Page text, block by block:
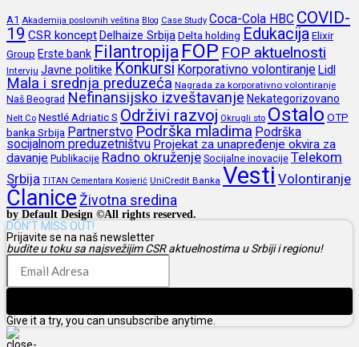
A1 Akademija poslovnih veština Blog Case Study Coca-Cola HBC COVID-
19 CSR koncept Delhaize Srbija Delta holding Edukacija Elixir
Group Erste bank Filantropija FOP FOP aktuelnosti
Intervju Javne politike Konkursi Korporativno volontiranje Lidl
Mala i srednja preduzeća Nagrada za korporativno volontiranje
Naš Beograd Nefinansijsko izveštavanje Nekategorizovano
Nelt Co Nestlé Adriatic S Održivi razvoj Okrugli sto Ostalo OTP
banka Srbija Partnerstvo Podrška mladima Podrška
socijalnom preduzetništvu Projekat za unapređenje okvira za
davanje Publikacije Radno okruženje Socijalne inovacije Telekom
Srbija TITAN Cementara Kosjerić UniCredit Banka Vesti Volontiranje
Članice Životna sredina
by Default Design ©All rights reserved.
DON’T MISS OUT!
Prijavite se na naš newsletter
budite u toku sa najsvežijim CSR aktuelnostima u Srbiji i regionu!
Give it a try, you can unsubscribe anytime.